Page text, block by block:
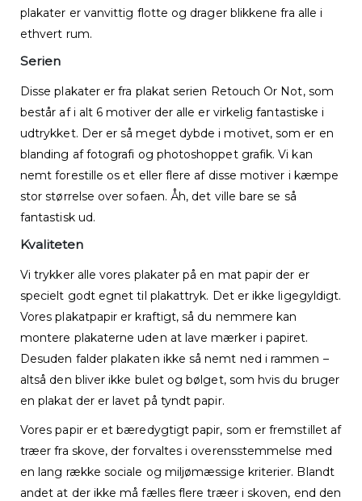
plakater er vanvittig flotte og drager blikkene fra alle i
ethvert rum.
Serien
Disse plakater er fra plakat serien Retouch Or Not, som
består af i alt 6 motiver der alle er virkelig fantastiske i
udtrykket. Der er så meget dybde i motivet, som er en
blanding af fotografi og photoshoppet grafik. Vi kan
nemt forestille os et eller flere af disse motiver i kæmpe
stor størrelse over sofaen. Åh, det ville bare se så
fantastisk ud.
Kvaliteten
Vi trykker alle vores plakater på en mat papir der er
specielt godt egnet til plakattryk. Det er ikke ligegyldigt.
Vores plakatpapir er kraftigt, så du nemmere kan
montere plakaterne uden at lave mærker i papiret.
Desuden falder plakaten ikke så nemt ned i rammen –
altså den bliver ikke bulet og bølget, som hvis du bruger
en plakat der er lavet på tyndt papir.
Vores papir er et bæredygtigt papir, som er fremstillet af
træer fra skove, der forvaltes i overensstemmelse med
en lang række sociale og miljømæssige kriterier. Blandt
andet at der ikke må fælles flere træer i skoven, end den